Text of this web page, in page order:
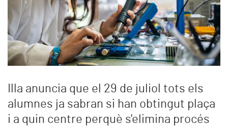
Illa anuncia que el 29 de juliol tots els
alumnes ja sabran si han obtingut plaça
i a quin centre perquè s'elimina procés